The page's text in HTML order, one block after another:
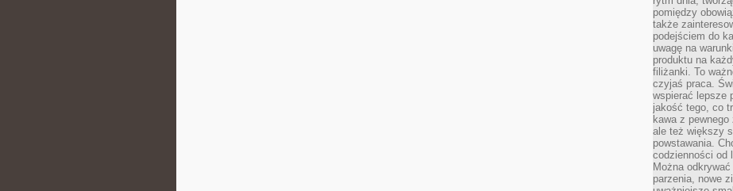
pomiędzy
także
podejściem do
uwagę na
produktu na
filiżanki. To
czyjaś praca.
wspierać lepsze
jakość tego, co
kawa z
ale też większy
powstawania.
codzienności od
Można
parzenia, nowe